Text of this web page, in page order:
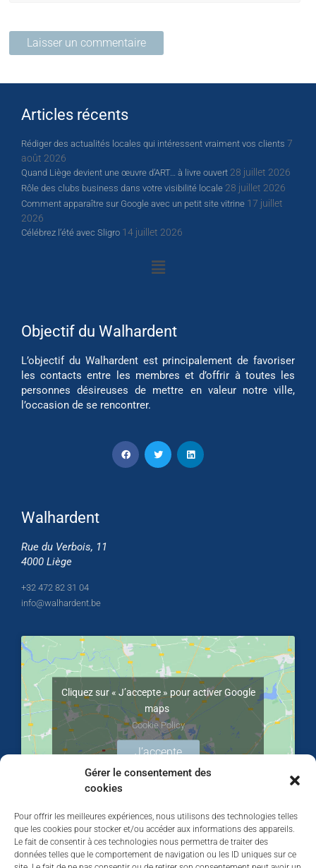
Gérer le consentement des
cookies
Pour offrir les meilleures expériences, nous utilisons des technologies telles
que les cookies pour stocker et/ou accéder aux informations des appareils.
Le fait de consentir à ces technologies nous permettra de traiter des
données telles que le comportement de navigation ou les ID uniques sur ce
Articles récents
Rédiger des actualités locales qui intéressent vraiment vos clients 7
août 2026
Quand Liège devient une œuvre d’ART… à livre ouvert 28 juillet 2026
Rôle des clubs business dans votre visibilité locale 28 juillet 2026
Comment apparaître sur Google avec un petit site vitrine 17 juillet
2026
Célébrez l’été avec Sligro 14 juillet 2026
Objectif du Walhardent
L’objectif du Walhardent est principalement de favoriser
les contacts entre les membres et d’offrir à toutes les
personnes désireuses de mettre en valeur notre ville,
l’occasion de se rencontrer.
Walhardent
Rue du Verbois, 11
4000 Liège
+32 472 82 31 04
info@walhardent.be
Cliquez sur « J’accepte » pour activer Google
maps
Cookie Policy
J’accepte